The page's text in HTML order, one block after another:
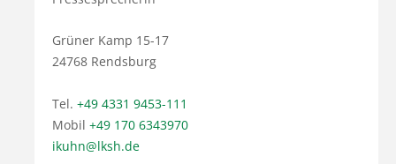
Grüner Kamp 15-17
24768 Rendsburg
Tel. +49 4331 9453-111
Mobil +49 170 6343970
ikuhn@lksh.de